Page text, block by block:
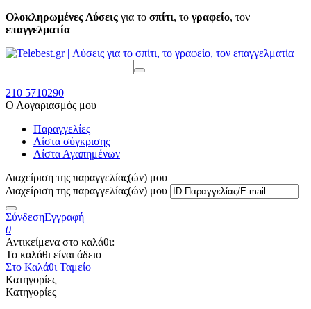
Ολοκληρωμένες Λύσεις για το σπίτι, το γραφείο, τον
επαγγελματία
210 5710290
Ο Λογαριασμός μου
Παραγγελίες
Λίστα σύγκρισης
Λίστα Αγαπημένων
Διαχείριση της παραγγελίας(ών) μου
Διαχείριση της παραγγελίας(ών) μου
ΣύνδεσηΕγγραφή
0
Αντικείμενα στο καλάθι:
Το καλάθι είναι άδειο
Στο Καλάθι Ταμείο
Κατηγορίες
Κατηγορίες